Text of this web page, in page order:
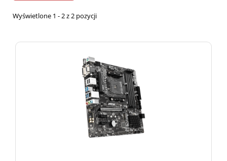
Wyświetlone 1 - 2 z 2 pozycji